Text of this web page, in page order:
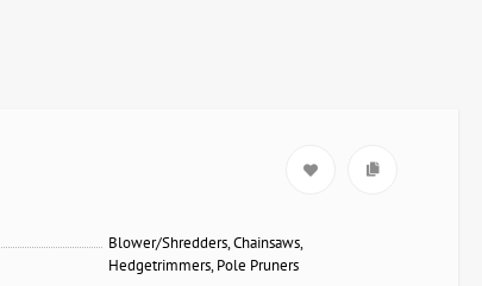
Blower/Shredders, Chainsaws,
Hedgetrimmers, Pole Pruners